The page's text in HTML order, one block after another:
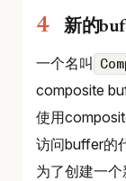
新的
一个名叫
composite
使用
访问buffer的
为了创建一